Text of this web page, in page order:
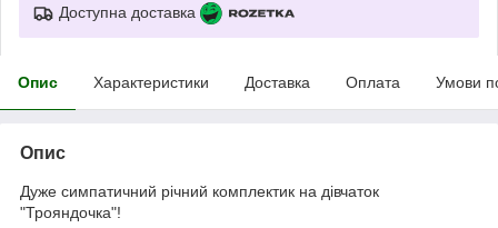
Доступна доставка
Опис Характеристики Доставка Оплата Умови
Опис
Дуже симпатичний річний комплектик на дівчаток
"Трояндочка"!